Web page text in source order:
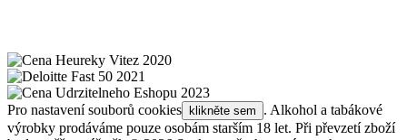
Pro nastavení souborů cookies klikněte sem . Alkohol a tabákové
výrobky prodáváme pouze osobám starším 18 let. Při převzetí zboží